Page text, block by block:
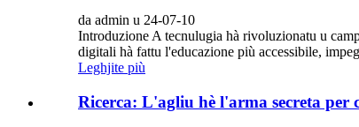
da admin u 24-07-10
Introduzione A tecnulugia hà rivoluzionatu u
digitali hà fattu l'educazione più accessibile,
Leghjite più
Ricerca: L'agliu hè l'arma secreta per